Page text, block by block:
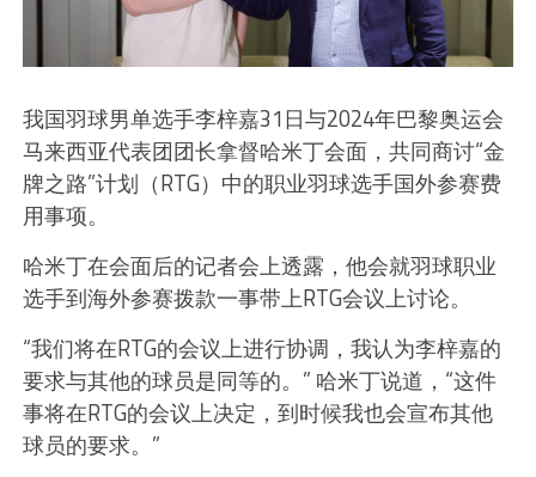
我国羽球男单选手李梓嘉31日与2024年巴黎奥运会
马来西亚代表团团长拿督哈米丁会面，共同商讨“金
牌之路”计划（RTG）中的职业羽球选手国外参赛费
用事项。
哈米丁在会面后的记者会上透露，他会就羽球职业
选手到海外参赛拨款一事带上RTG会议上讨论。
“我们将在RTG的会议上进行协调，我认为李梓嘉的
要求与其他的球员是同等的。” 哈米丁说道，“这件
事将在RTG的会议上决定，到时候我也会宣布其他
球员的要求。”